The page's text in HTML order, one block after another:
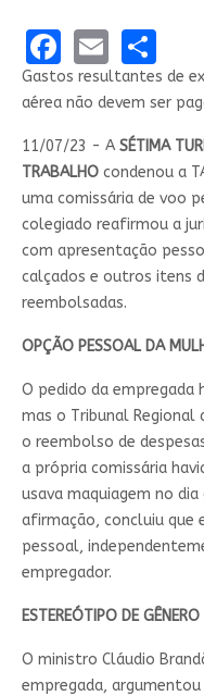
Facebook
Email
Gastos resultantes de
aérea não devem ser
11/07/23 - A SÉTIMA
TRABALHOcondenou a
uma comissária de voo
colegiado reafirmou a
com apresentação
calçados e outros itens
reembolsadas.
OPÇÃO PESSOAL DA
O pedido da empregada
mas o Tribunal Regional
o reembolso de
a própria comissária
usava maquiagem no
afirmação, concluiu que
pessoal,
empregador.
ESTEREÓTIPO DE GÊNERO
O ministro Cláudio
empregada, argumentou